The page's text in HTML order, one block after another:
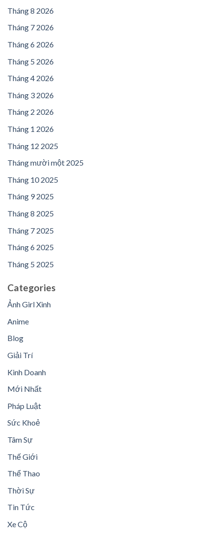
Tháng 8 2026
Tháng 7 2026
Tháng 6 2026
Tháng 5 2026
Tháng 4 2026
Tháng 3 2026
Tháng 2 2026
Tháng 1 2026
Tháng 12 2025
Tháng mười một 2025
Tháng 10 2025
Tháng 9 2025
Tháng 8 2025
Tháng 7 2025
Tháng 6 2025
Tháng 5 2025
Categories
Ảnh Girl Xinh
Anime
Blog
Giải Trí
Kinh Doanh
Mới Nhất
Pháp Luật
Sức Khoẻ
Tâm Sự
Thế Giới
Thể Thao
Thời Sự
Tin Tức
Xe Cộ